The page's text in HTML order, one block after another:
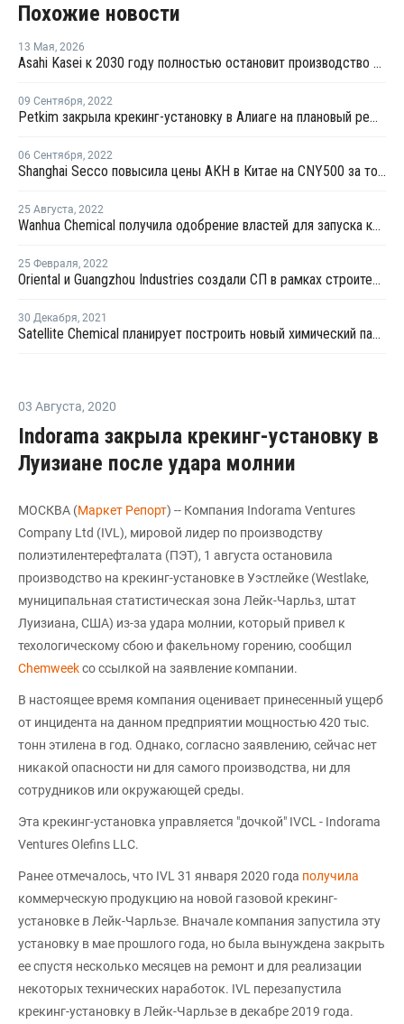
Похожие новости
13 Мая, 2026
Asahi Kasei к 2030 году полностью остановит производство полиэтилена
09 Сентября, 2022
Petkim закрыла крекинг-установку в Алиаге на плановый ремонт
06 Сентября, 2022
Shanghai Secco повысила цены АКН в Китае на CNY500 за тонну
25 Августа, 2022
Wanhua Chemical получила одобрение властей для запуска крекинг-установки №2 в Китае
25 Февраля, 2022
Oriental и Guangzhou Industries создали СП в рамках строительства производства АКН и АБС в Китае
30 Декабря, 2021
Satellite Chemical планирует построить новый химический парк в Китае
03 Августа, 2020
Indorama закрыла крекинг-установку в
Луизиане после удара молнии
МОСКВА (Маркет Репорт) -- Компания Indorama Ventures
Company Ltd (IVL), мировой лидер по производству
полиэтилентерефталата (ПЭТ), 1 августа остановила
производство на крекинг-установке в Уэстлейке (Westlake,
муниципальная статистическая зона Лейк-Чарльз, штат
Луизиана, США) из-за удара молнии, который привел к
техологическому сбою и факельному горению, сообщил
Chemweekсо ссылкой на заявление компании.
В настоящее время компания оценивает принесенный ущерб
от инцидента на данном предприятии мощностью 420 тыс.
тонн этилена в год. Однако, согласно заявлению, сейчас нет
никакой опасности ни для самого производства, ни для
сотрудников или окружающей среды.
Эта крекинг-установка управляется "дочкой" IVCL - Indorama
Ventures Olefins LLC.
Ранее отмечалось, что IVL 31 января 2020 года получила
коммерческую продукцию на новой газовой крекинг-
установке в Лейк-Чарльзе. Вначале компания запустила эту
установку в мае прошлого года, но была вынуждена закрыть
ее спустя несколько месяцев на ремонт и для реализации
некоторых технических наработок. IVL перезапустила
крекинг-установку в Лейк-Чарльзе в декабре 2019 года.